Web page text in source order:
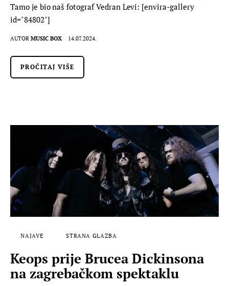
Tamo je bio naš fotograf Vedran Levi: [envira-gallery
id="84802"]
AUTOR MUSIC BOX 14.07.2024.
PROČITAJ VIŠE
NAJAVE STRANA GLAZBA
Keops prije Brucea Dickinsona
na zagrebačkom spektaklu